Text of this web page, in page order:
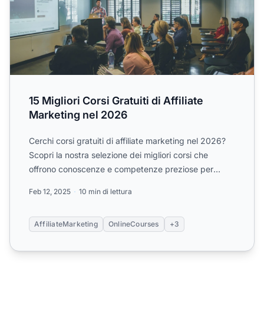
15 Migliori Corsi Gratuiti di Affiliate
Marketing nel 2026
Cerchi corsi gratuiti di affiliate marketing nel 2026?
Scopri la nostra selezione dei migliori corsi che
offrono conoscenze e competenze preziose per
Feb 12, 2025 10 min di lettura
AffiliateMarketing OnlineCourses +3